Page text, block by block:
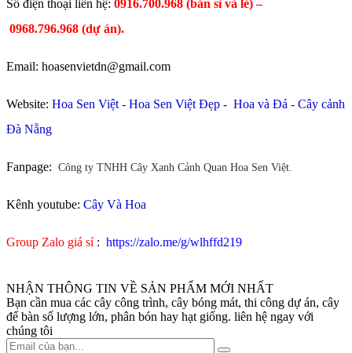
​Số điện thoại liên hệ: 0916.700.968 (bán sỉ và lẻ) –
0968.796.968 (dự án).
Email: hoasenvietdn@gmail.com
Website: Hoa Sen Việt - Hoa Sen Việt Đẹp - Hoa và Đá - Cây cảnh
Đà Nẵng
Fanpage: Công ty TNHH Cây Xanh Cảnh Quan Hoa Sen Việt.
Kênh youtube: Cây Và Hoa
Group Zalo giá sỉ : https://zalo.me/g/wlhffd219
NHẬN THÔNG TIN VỀ SẢN PHẨM MỚI NHẤT
Bạn cần mua các cây công trình, cây bóng mát, thi công dự án, cây
để bàn số lượng lớn, phân bón hay hạt giống. liên hệ ngay với
chúng tôi